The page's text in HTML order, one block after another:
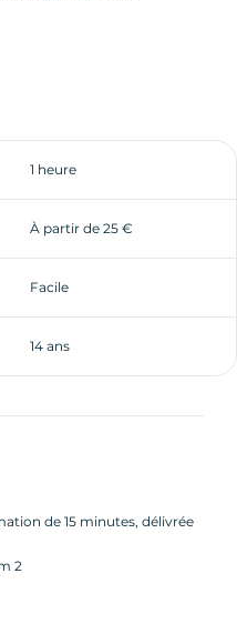
1 heure
À partir de 25 €
Facile
14 ans
de 15 minutes, délivrée
2